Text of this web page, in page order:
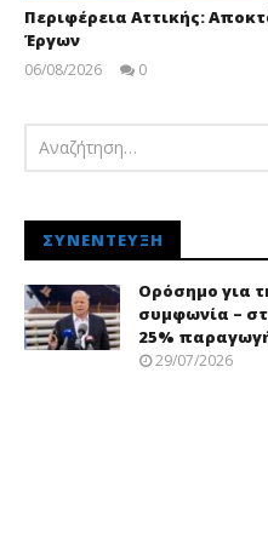
Περιφέρεια Αττικής:
Έργων
06/08/2026
0
ΣΥΝΈΝΤΕΥΞΗ
Ορόσημο για
συμφωνία –
25%
29/07/2026